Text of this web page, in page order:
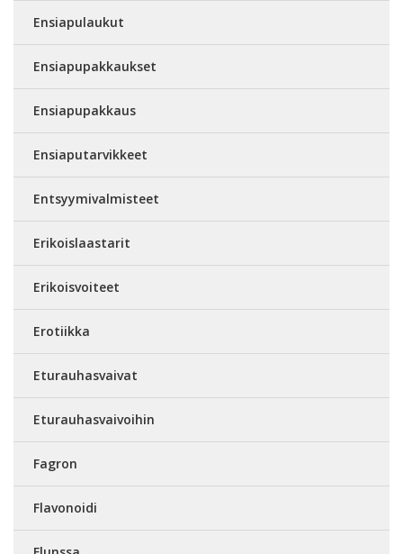
Ensiapulaukut
Ensiapupakkaukset
Ensiapupakkaus
Ensiaputarvikkeet
Entsyymivalmisteet
Erikoislaastarit
Erikoisvoiteet
Erotiikka
Eturauhasvaivat
Eturauhasvaivoihin
Fagron
Flavonoidi